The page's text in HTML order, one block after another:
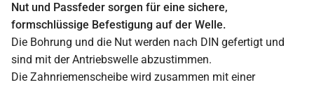
Nut und Passfeder sorgen für eine sichere,
formschlüssige Befestigung auf der Welle.
Die Bohrung und die Nut werden nach DIN gefertigt und
sind mit der Antriebswelle abzustimmen.
Die Zahnriemenscheibe wird zusammen mit einer